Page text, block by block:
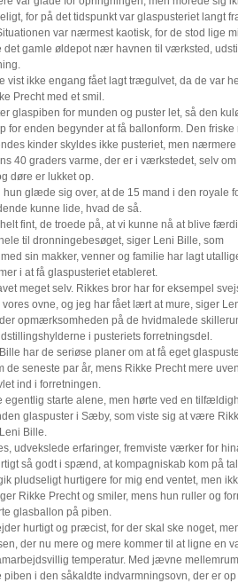
for på det tidspunkt var glaspusteriet langt
var nærmest kaotisk, for de stod lige
det gamle øldepot nær havnen til værksted,
vist ikke engang fået lagt trægulvet, da de var
Precht med et smil.
glaspiben for munden og puster let, så den
for enden begynder at få ballonform. Den friske
kinder skyldes ikke pusteriet, men
40 graders varme, der er i værkstedet, selv om
døre er lukket op.
hun glæde sig over, at de 15 mand i den royale
kunne lide, hvad de så.
fint, de troede på, at vi kunne nå at blive
til dronningebesøget, siger Leni Bille, som
sin makker, venner og familie har lagt
i at få glaspusteriet etableret.
meget selv. Rikkes bror har for eksempel
vores ovne, og jeg har fået lært at mure, siger
opmærksomheden på de hvidmalede
i pusteriets forretningsdel.
har de seriøse planer om at få eget
de seneste par år, mens Rikke Precht mere
ind i forretningen.
egentlig starte alene, men hørte ved en
glaspuster i Sæby, som viste sig at være
Bille.
udvekslede erfaringer, fremviste værker for
så godt i spænd, at kompagniskab kom på
pludseligt hurtigere for mig end ventet, men
Rikke Precht og smiler, mens hun ruller og
glasballon på piben.
hurtigt og præcist, for der skal ske noget,
der nu mere og mere kommer til at ligne en
temperatur. Med jævne
piben i den såkaldte indvarmningsovn, der er